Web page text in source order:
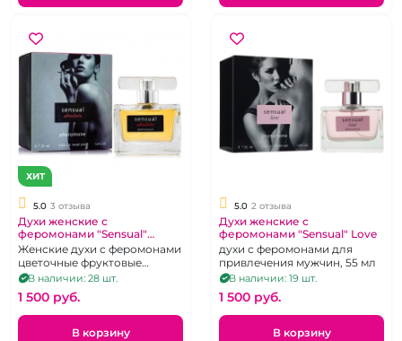
ХИТ
5.0 3 отзыва
Духи женские с
феромонами "Sensual"
Absolute 55 мл
Женские духи с феромонами
цветочные фруктовые
мускусные, направленные на
привлечение внимания
противоположного пола,
усиление сексуального
влечения.
В наличии: 28 шт.
1 500 pуб.
В корзину
5.0 2 отзыва
Духи женские с
феромонами "Sensual" Love
духи с феромонами для
привлечения мужчин, 55 мл
В наличии: 19 шт.
1 500 pуб.
В корзину